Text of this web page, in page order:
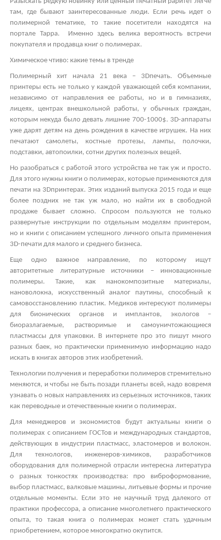
там, где бывают заинтересованные люди. Если речь идет о
полимерной тематике, то такие посетители находятся на
портале Тарра. Именно здесь велика вероятность встречи
покупателя и продавца книг о полимерах.
Химическое чтиво: какие темы в тренде
Полимерный хит начала 21 века – 3Dпечать. Объемные
принтеры есть не только у каждой уважающей себя компании,
независимо от направления ее работы, но и в гимназиях,
лицеях, центрах внешкольной работы, у обычных граждан,
которым некуда было девать лишние 700-1000$. 3D-аппараты
уже дарят детям на день рождения в качестве игрушек. На них
печатают самолеты, костные протезы, лампы, полочки,
подставки, автопоилки, сотни других полезных вещей.
Но разобраться с работой этого устройства не так уж и просто.
Для этого нужны книги о полимерах, которые применяются для
печати на 3Dпринтерах. Этих изданий выпуска 2015 года и еще
более поздних не так уж мало, но найти их в свободной
продаже бывает сложно. Спросом пользуются не только
развернутые инструкции по отдельным моделям принтером,
но и книги с описанием успешного личного опыта применения
3D-печати для малого и среднего бизнеса.
Еще одно важное направление, по которому ищут
авторитетные литературные источники – инновационные
полимеры. Такие, как нанокомпозитные материалы,
нановолокна, искусственный аналог паутины, способный к
самовосстановлению пластик. Медиков интересуют полимеры
для бионических органов и имплантов, экологов –
биоразлагаемые, растворимые и самоуничтожающиеся
пластмассы для упаковки. В интернете про это пишут много
разных баек, но практически применимую информацию надо
искать в книгах авторов этих изобретений.
Технологии получения и переработки полимеров стремительно
меняются, и чтобы не быть позади планеты всей, надо вовремя
узнавать о новых направлениях из серьезных источников, таких
как переводные и отечественные книги о полимерах.
Для менеджеров и экономистов будут актуальны книги о
полимерах с описанием ГОСТов и международных стандартов,
действующих в индустрии пластмасс, эластомеров и волокон.
Для технологов, инженеров-химиков, разработчиков
оборудования для полимерной отрасли интересна литература
о разных тонкостях производства: про виброформование,
выбор пластмасс, валковые машины, литьевые формы и прочие
отдельные моменты. Если это не научный труд далекого от
практики профессора, а описание многолетнего практического
опыта, то такая книга о полимерах может стать удачным
приобретением, которое многократно окупится.